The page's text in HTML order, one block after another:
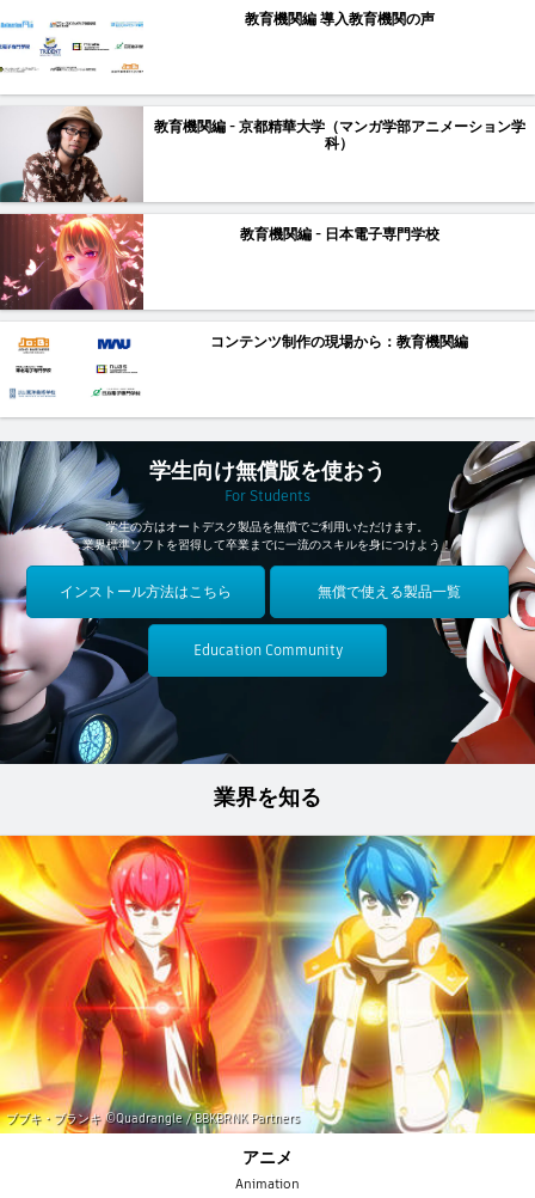
教育機関編 導入教育機関の声
教育機関編 - 京都精華大学（マンガ学部アニメーション学
科）
教育機関編 - 日本電子専門学校
コンテンツ制作の現場から：教育機関編
学生向け無償版を使おう
For Students
学生の方はオートデスク製品を無償でご利用いただけます。
業界標準ソフトを習得して卒業までに一流のスキルを身につけよう！
インストール方法はこちら 無償で使える製品一覧
Education Community
業界を知る
ブブキ・ブランキ ©Quadrangle / BBKBRNK Partners
アニメ
Animation